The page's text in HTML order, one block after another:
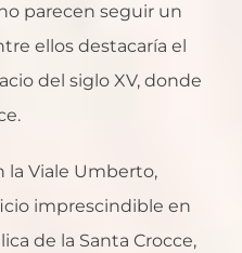
parecen seguir un
ellos destacaría el
del siglo XV, donde
la Viale Umberto,
imprescindible en
de la Santa Crocce,